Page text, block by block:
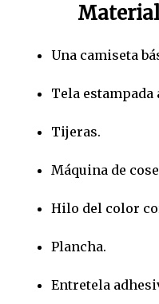
Una camiseta
Tela
Tijeras.
Máquina de
Hilo del color
Plancha.
Entretela